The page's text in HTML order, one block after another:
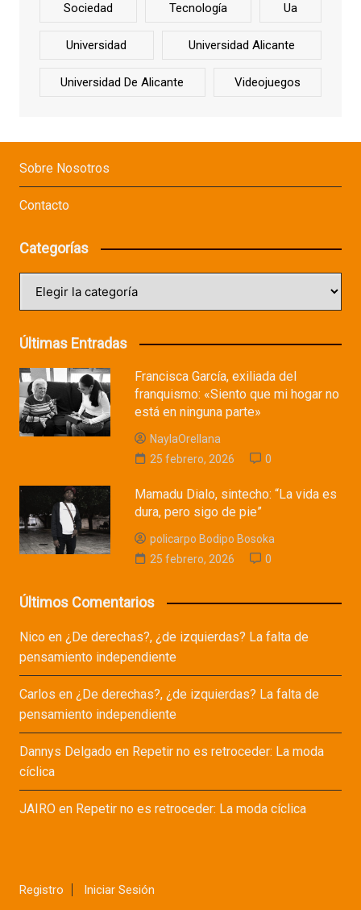
Sociedad Tecnología Ua
Universidad Universidad Alicante
Universidad De Alicante Videojuegos
Sobre Nosotros
Contacto
Categorías
Últimas Entradas
Francisca García, exiliada del
franquismo: «Siento que mi hogar no
está en ninguna parte»
NaylaOrellana
25 febrero, 2026
0
Mamadu Dialo, sintecho: “La vida es
dura, pero sigo de pie”
policarpo Bodipo Bosoka
25 febrero, 2026
0
Últimos Comentarios
Nicoen ¿De derechas?, ¿de izquierdas? La falta de
pensamiento independiente
Carlos en ¿De derechas?, ¿de izquierdas? La falta de
pensamiento independiente
Dannys Delgadoen Repetir no es retroceder: La moda
cíclica
JAIROen Repetir no es retroceder: La moda cíclica
Registro Iniciar Sesión